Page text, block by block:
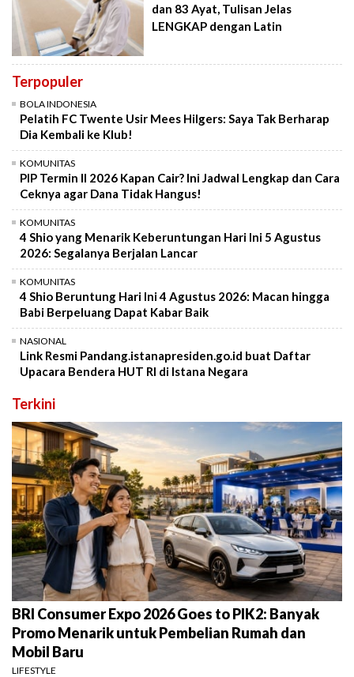
dan 83 Ayat, Tulisan Jelas
LENGKAP dengan Latin
Terpopuler
BOLA INDONESIA
Pelatih FC Twente Usir Mees Hilgers: Saya Tak Berharap
Dia Kembali ke Klub!
KOMUNITAS
PIP Termin II 2026 Kapan Cair? Ini Jadwal Lengkap dan Cara
Ceknya agar Dana Tidak Hangus!
KOMUNITAS
4 Shio yang Menarik Keberuntungan Hari Ini 5 Agustus
2026: Segalanya Berjalan Lancar
KOMUNITAS
4 Shio Beruntung Hari Ini 4 Agustus 2026: Macan hingga
Babi Berpeluang Dapat Kabar Baik
NASIONAL
Link Resmi Pandang.istanapresiden.go.id buat Daftar
Upacara Bendera HUT RI di Istana Negara
Terkini
BRI Consumer Expo 2026 Goes to PIK2: Banyak
Promo Menarik untuk Pembelian Rumah dan
Mobil Baru
LIFESTYLE